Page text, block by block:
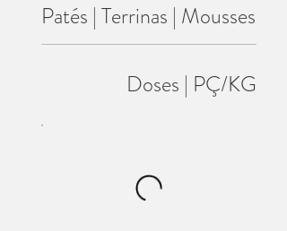
Patés | Terrinas | Mousses
Doses | PÇ/KG